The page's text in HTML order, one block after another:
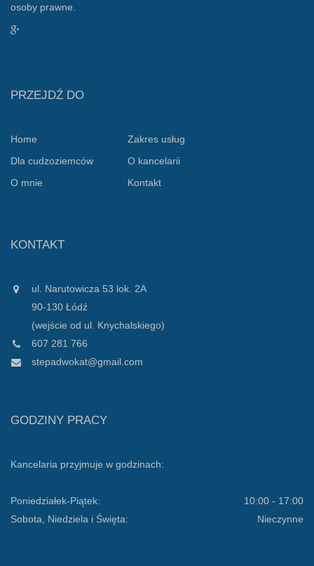
osoby prawne.
PRZEJDŹ DO
Home
Zakres usług
Dla cudzoziemców
O kancelarii
O mnie
Kontakt
KONTAKT
ul. Narutowicza 53 lok. 2A
90-130 Łódź
(wejście od ul. Knychalskiego)
607 281 766
stepadwokat@gmail.com
GODZINY PRACY
Kancelaria przyjmuje w godzinach:
Poniedziałek-Piątek:
10:00 - 17:00
Sobota, Niedziela i Święta:
Nieczynne